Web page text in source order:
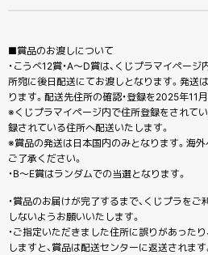
■賞品のお渡しについて
・こうべ12賞・A〜D賞は、くじプラマイペー
所宛に後日配送にてお渡しとなります。発送
ります。配送先住所の確認・登録を2025年11
※くじプラマイページ内で住所登録をされて
録されている住所へ配送いたします。
※賞品の発送は日本国内のみとなります。海
ご了承ください。
・B～E賞はランダムでの当選となります。
・賞品のお届けが完了するまで、くじプラを
しないようお願いいたします。
・ご指定いただきました住所に誤りがあった
しますと、賞品は配送センターに返送されます